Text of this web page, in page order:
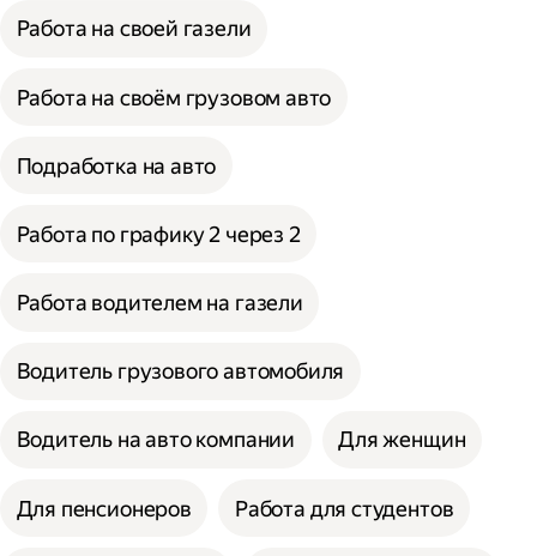
Работа на своей газели
Работа на своём грузовом авто
Подработка на авто
Работа по графику 2 через 2
Работа водителем на газели
Водитель грузового автомобиля
Водитель на авто компании Для женщин
Для пенсионеров Работа для студентов